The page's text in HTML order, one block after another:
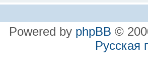
Powered by phpBB ©
Русская